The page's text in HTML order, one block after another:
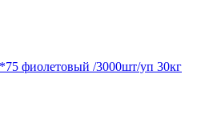
фиолетовый /3000шт/уп 30кг